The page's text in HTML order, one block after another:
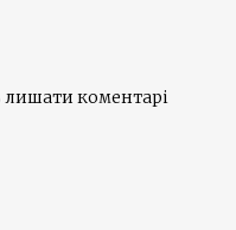
лишати коментарі